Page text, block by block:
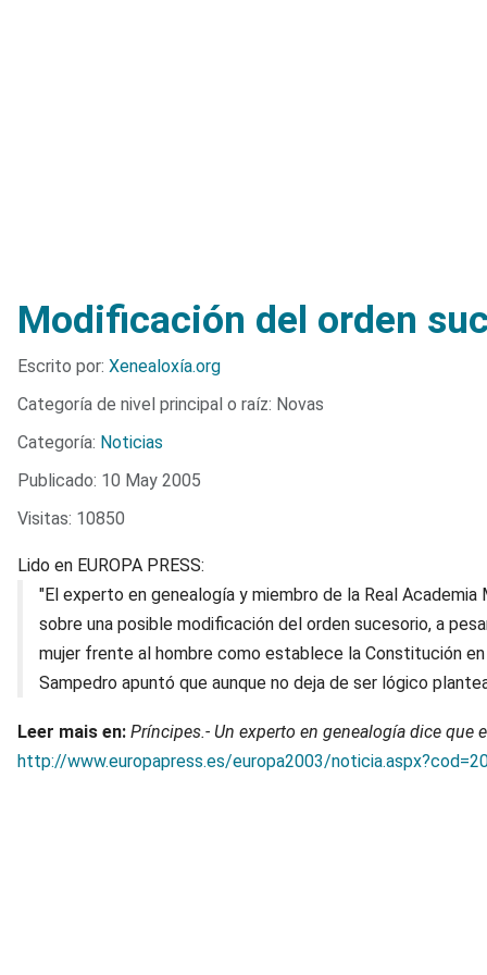
Modificación del orden
Detalles
Escrito por: Xenealoxía.org
Categoría de nivel principal o raíz: Novas
Categoría: Noticias
Publicado: 10 May 2005
Visitas: 10850
Lido en EUROPA PRESS:
"El experto en genealogía y miembro de la Real
sobre una posible modificación del orden sucesorio, a
mujer frente al hombre como establece la Constitución
Sampedro apuntó que aunque no deja de ser lógico
Leer mais en: Príncipes.- Un experto en genealogía dice
http://www.europapress.es/europa2003/